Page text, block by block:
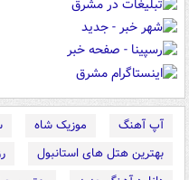
آپ آهنگ موزیک شاه
بهترین هتل های استانبول